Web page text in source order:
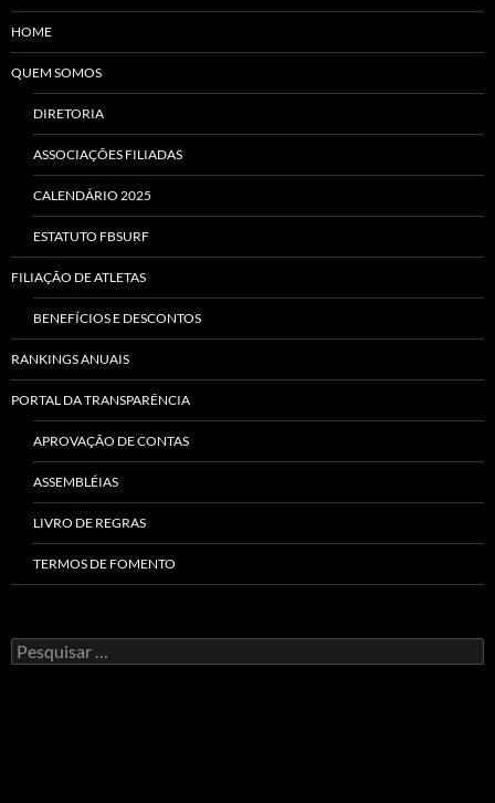
HOME
QUEM SOMOS
DIRETORIA
ASSOCIAÇÕES FILIADAS
CALENDÁRIO 2025
ESTATUTO FBSURF
FILIAÇÃO DE ATLETAS
BENEFÍCIOS E DESCONTOS
RANKINGS ANUAIS
PORTAL DA TRANSPARÊNCIA
APROVAÇÃO DE CONTAS
ASSEMBLÉIAS
LIVRO DE REGRAS
TERMOS DE FOMENTO
Pesquisar
por: